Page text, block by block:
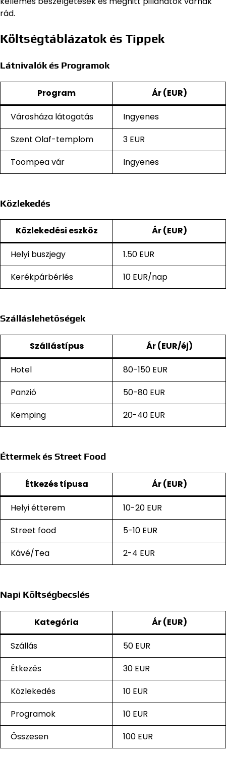
rád.
Költségtáblázatok és Tippek
Látnivalók és Programok
Program Ár (EUR)
Városháza látogatás
Ingyenes
Szent Olaf-templom
3 EUR
Toompea vár
Ingyenes
Közlekedés
Közlekedési eszköz Ár (EUR)
Helyi buszjegy
1.50 EUR
Kerékpárbérlés
10 EUR/nap
Szálláslehetőségek
Szállástípus Ár (EUR/éj)
Hotel
80-150 EUR
Panzió
50-80 EUR
Kemping
20-40 EUR
Éttermek és Street Food
Étkezés típusa Ár (EUR)
Helyi étterem
10-20 EUR
Street food
5-10 EUR
Kávé/Tea
2-4 EUR
Napi Költségbecslés
Kategória Ár (EUR)
Szállás
50 EUR
Étkezés
30 EUR
Közlekedés
10 EUR
Programok
10 EUR
Összesen
100 EUR